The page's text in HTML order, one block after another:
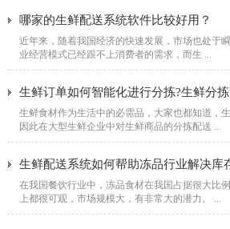
哪家的生鲜配送系统软件比较好用？
近年来，随着我国经济的快速发展，市场也处于
业经营模式已经跟不上消费者的需求，而生 ...
生鲜食材作为生活中的必需品，大家也都知道，
因此在大型生鲜企业中对生鲜商品的分拣配送 ...
生鲜配送系统如何帮助冻品行业解决库
在我国餐饮行业中，冻品食材在我国占据很大比
上都很可观，市场规模大，有非常大的潜力。 ...